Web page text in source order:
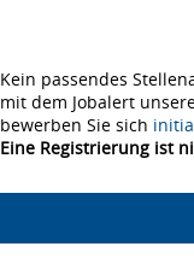
Kein passendes
mit dem Jobalert
bewerben Sie sich
Eine Registrierung ist